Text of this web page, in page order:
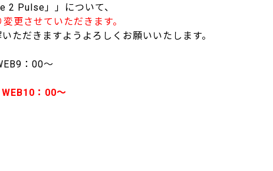
2 Pulse」」について、
更させていただきます。
ただきますようよろしくお願いいたします。
：00～
：00～